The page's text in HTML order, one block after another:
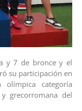
y 7 de bronce y el
su participación en
olímpica categoría
grecorromana del